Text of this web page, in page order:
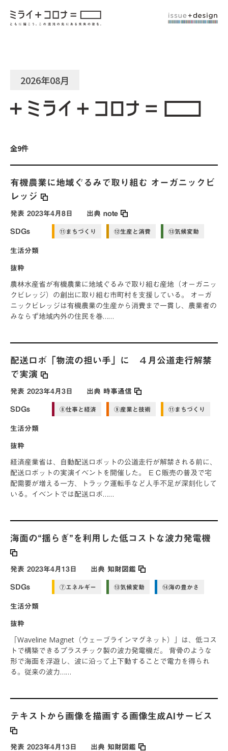
2026年08月
全9件
有機農業に地域ぐるみで取り組む オーガニックビ
レッジ
発表 2023年4月8日 出典note
SDGs ⑪まちづくり ⑫生産と消費 ⑬気候変動
生活分類
抜粋
農林水産省が有機農業に地域ぐるみで取り組む産地（オーガニッ
クビレッジ）の創出に取り組む市町村を支援している。 オーガ
ニックビレッジは有機農業の生産から消費まで一貫し、農業者の
みならず地域内外の住民を巻……
配送ロボ「物流の担い手」に ４月公道走行解禁
で実演
発表 2023年4月3日 出典 時事通信
SDGs ⑧仕事と経済 ⑨産業と技術 ⑪まちづくり
生活分類
抜粋
経済産業省は、自動配送ロボットの公道走行が解禁される前に、
配送ロボットの実演イベントを開催した。 ＥＣ販売の普及で宅
配需要が増える一方、トラック運転手など人手不足が深刻化して
いる。イベントでは配送ロボ……
海面の“揺らぎ”を利用した低コストな波力発電機
発表 2023年4月13日 出典 知財図鑑
SDGs ⑦エネルギー ⑬気候変動 ⑭海の豊かさ
生活分類
抜粋
「Waveline Magnet（ウェーブラインマグネット）」は、低コス
トで構築できるプラスチック製の波力発電機だ。 背骨のような
形で海面を浮遊し、波に沿って上下動することで電力を得られ
る。従来の波力……
テキストから画像を描画する画像生成AIサービス
発表 2023年4月13日 出典 知財図鑑